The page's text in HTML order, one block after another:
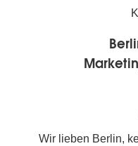
Wir lieben Berlin,